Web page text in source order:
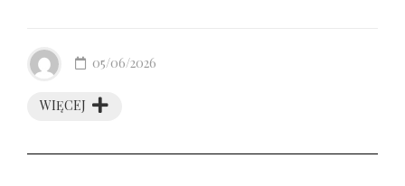
WIĘCEJ
05/06/2026